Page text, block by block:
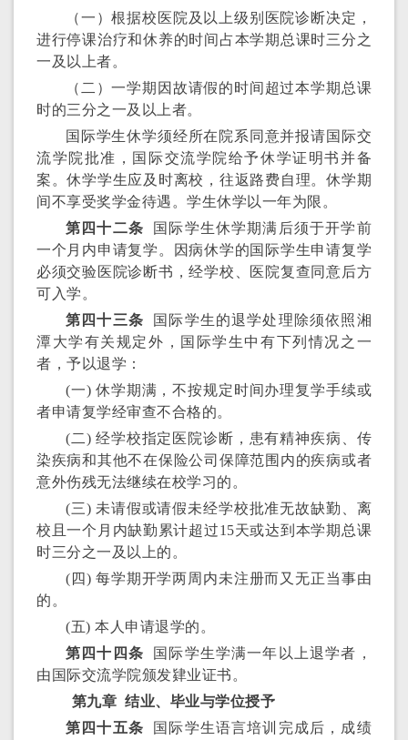
（一）根据校医院及以上级别医院诊断决定，
进行停课治疗和休养的时间占本学期总课时三分之
一及以上者。
（二）一学期因故请假的时间超过本学期总课
时的三分之一及以上者。
国际学生休学须经所在院系同意并报请国际交
流学院批准，国际交流学院给予休学证明书并备
案。休学学生应及时离校，往返路费自理。休学期
间不享受奖学金待遇。学生休学以一年为限。
第四十二条 国际学生休学期满后须于开学前
一个月内申请复学。因病休学的国际学生申请复学
必须交验医院诊断书，经学校、医院复查同意后方
可入学。
第四十三条 国际学生的退学处理除须依照湘
潭大学有关规定外，国际学生中有下列情况之一
者，予以退学：
(一) 休学期满，不按规定时间办理复学手续或
者申请复学经审查不合格的。
(二) 经学校指定医院诊断，患有精神疾病、传
染疾病和其他不在保险公司保障范围内的疾病或者
意外伤残无法继续在校学习的。
(三) 未请假或请假未经学校批准无故缺勤、离
校且一个月内缺勤累计超过15天或达到本学期总课
时三分之一及以上的。
(四) 每学期开学两周内未注册而又无正当事由
的。
(五) 本人申请退学的。
第四十四条 国际学生学满一年以上退学者，
由国际交流学院颁发肄业证书。
第九章 结业、毕业与学位授予
第四十五条 国际学生语言培训完成后，成绩